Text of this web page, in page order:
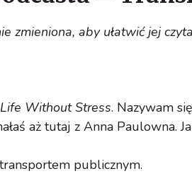
zmieniona, aby ułatwić jej
Life Without Stress. Nazywam
aż tutaj z Anna Paulowna.
publicznym.